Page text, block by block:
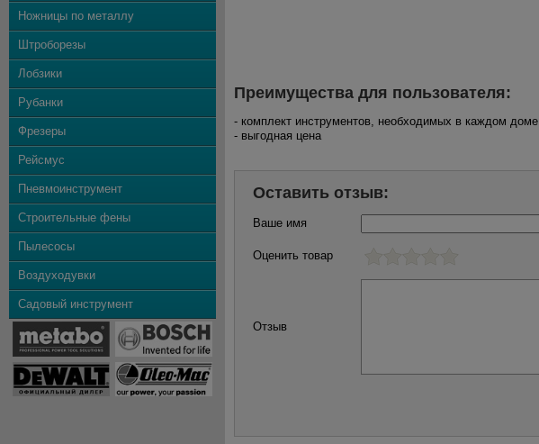
Ножницы по металлу
Штроборезы
Лобзики
Рубанки
Фрезеры
Рейсмус
Пневмоинструмент
Строительные фены
Пылесосы
Воздуходувки
Садовый инструмент
Преимущества для пользователя:
- комплект инструментов, необходимых в каждом доме
- выгодная цена
Оставить отзыв:
Ваше имя
Оценить товар
Отзыв